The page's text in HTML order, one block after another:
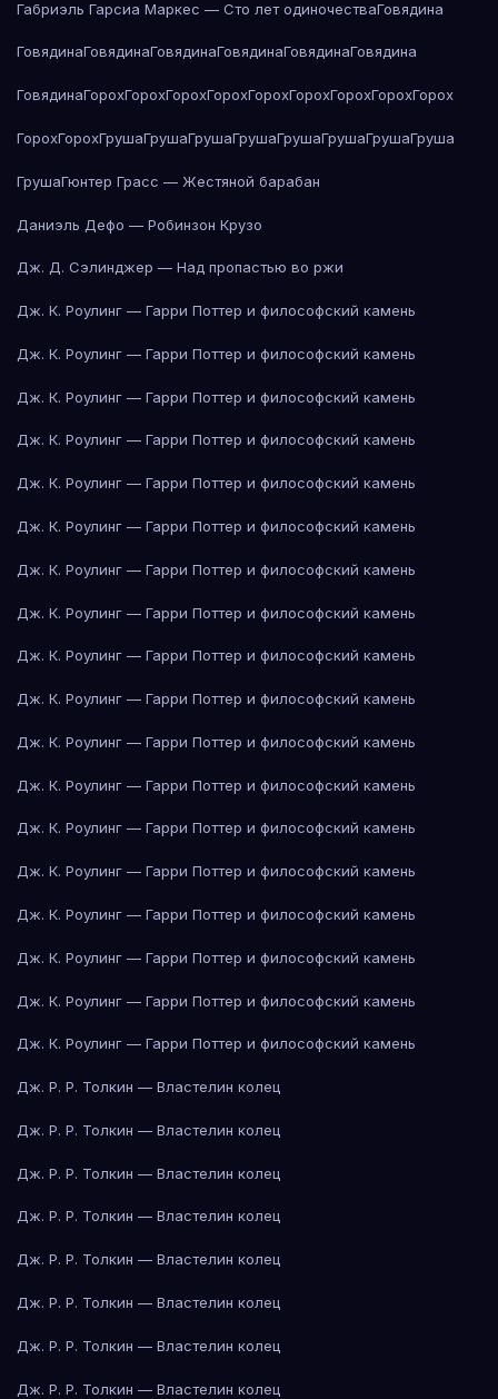
Габриэль Гарсиа Маркес — Сто лет одиночестваГовядина
ГовядинаГовядинаГовядинаГовядинаГовядинаГовядина
ГовядинаГорохГорохГорохГорохГорохГорохГорохГорохГорох
ГорохГорохГрушаГрушаГрушаГрушаГрушаГрушаГрушаГруша
ГрушаГюнтер Грасс — Жестяной барабан
Даниэль Дефо — Робинзон Крузо
Дж. Д. Сэлинджер — Над пропастью во ржи
Дж. К. Роулинг — Гарри Поттер и философский камень
Дж. К. Роулинг — Гарри Поттер и философский камень
Дж. К. Роулинг — Гарри Поттер и философский камень
Дж. К. Роулинг — Гарри Поттер и философский камень
Дж. К. Роулинг — Гарри Поттер и философский камень
Дж. К. Роулинг — Гарри Поттер и философский камень
Дж. К. Роулинг — Гарри Поттер и философский камень
Дж. К. Роулинг — Гарри Поттер и философский камень
Дж. К. Роулинг — Гарри Поттер и философский камень
Дж. К. Роулинг — Гарри Поттер и философский камень
Дж. К. Роулинг — Гарри Поттер и философский камень
Дж. К. Роулинг — Гарри Поттер и философский камень
Дж. К. Роулинг — Гарри Поттер и философский камень
Дж. К. Роулинг — Гарри Поттер и философский камень
Дж. К. Роулинг — Гарри Поттер и философский камень
Дж. К. Роулинг — Гарри Поттер и философский камень
Дж. К. Роулинг — Гарри Поттер и философский камень
Дж. К. Роулинг — Гарри Поттер и философский камень
Дж. Р. Р. Толкин — Властелин колец
Дж. Р. Р. Толкин — Властелин колец
Дж. Р. Р. Толкин — Властелин колец
Дж. Р. Р. Толкин — Властелин колец
Дж. Р. Р. Толкин — Властелин колец
Дж. Р. Р. Толкин — Властелин колец
Дж. Р. Р. Толкин — Властелин колец
Дж. Р. Р. Толкин — Властелин колец